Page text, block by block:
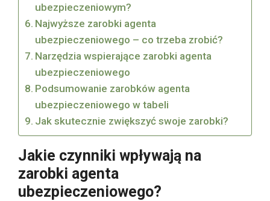
ubezpieczeniowym?
Najwyższe zarobki agenta
ubezpieczeniowego – co trzeba zrobić?
Narzędzia wspierające zarobki agenta
ubezpieczeniowego
Podsumowanie zarobków agenta
ubezpieczeniowego w tabeli
Jak skutecznie zwiększyć swoje zarobki?
Jakie czynniki wpływają na
zarobki agenta
ubezpieczeniowego?